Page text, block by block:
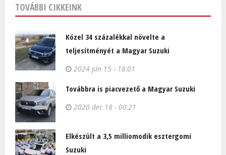
TOVÁBBI CIKKEINK
Közel 34 százalékkal növelte a
teljesítményét a Magyar Suzuki
2024 jún 15 - 18:01
Továbbra is piacvezető a Magyar Suzuki
2020 dec 18 - 00:21
Elkészült a 3,5 milliomodik esztergomi
Suzuki